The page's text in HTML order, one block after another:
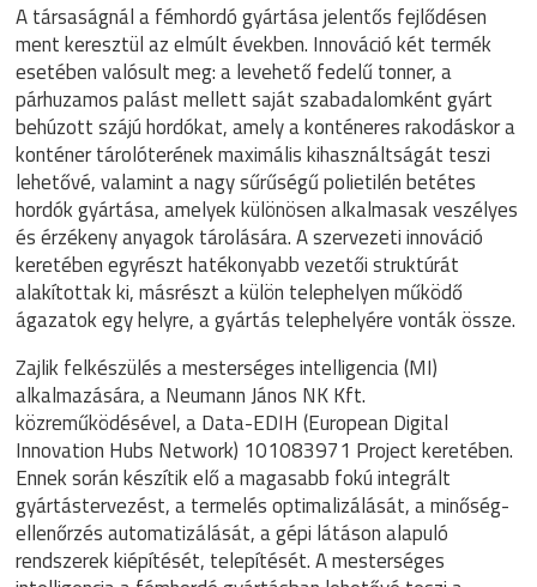
A társaságnál a fémhordó gyártása jelentős fejlődésen
ment keresztül az elmúlt években. Innováció két termék
esetében valósult meg: a levehető fedelű tonner, a
párhuzamos palást mellett saját szabadalomként gyárt
behúzott szájú hordókat, amely a konténeres rakodáskor a
konténer tárolóterének maximális kihasználtságát teszi
lehetővé, valamint a nagy sűrűségű polietilén betétes
hordók gyártása, amelyek különösen alkalmasak veszélyes
és érzékeny anyagok tárolására. A szervezeti innováció
keretében egyrészt hatékonyabb vezetői struktúrát
alakítottak ki, másrészt a külön telephelyen működő
ágazatok egy helyre, a gyártás telephelyére vonták össze.
Zajlik felkészülés a mesterséges intelligencia (MI)
alkalmazására, a Neumann János NK Kft.
közreműködésével, a Data-EDIH (European Digital
Innovation Hubs Network) 101083971 Project keretében.
Ennek során készítik elő a magasabb fokú integrált
gyártástervezést, a termelés optimalizálását, a minőség-
ellenőrzés automatizálását, a gépi látáson alapuló
rendszerek kiépítését, telepítését. A mesterséges